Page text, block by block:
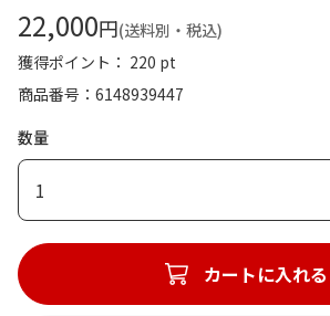
22,000円(送料別・税込)
獲得ポイント： 220 pt
商品番号
6148939447
数量
1
カートに入れる